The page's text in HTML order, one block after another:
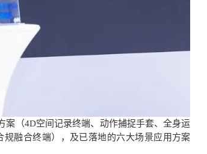
案（4D空间记录终端、动作捕捉手套、全身运
融合终端），及已落地的六大场景应用方案